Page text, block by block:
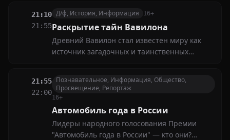
азиатский вектор
21:10
21:55
Д/ф, История, Информация 16+
Раскрытие тайн Вавилона
Древний Вавилон стал известен миру как
источник загадочных и таинственных
просто легендой. Это было настоящее
здание, некогда стоявшее в Вавилоне. Его
сожгли дотла вместе с другими шедеврами
древности
21:55
22:00
Познавательное, Информация, Общество,
Просвещение, Репортаж
16+
Автомобиль года в России
Лидеры народного голосования Премии
"Автомобиль года в России" — кто они?